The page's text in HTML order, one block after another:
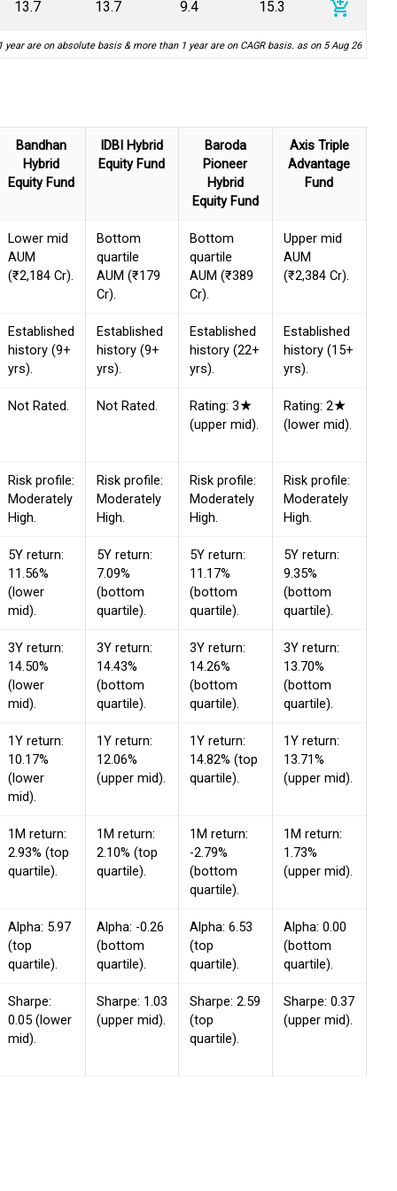
13.7 13.7 9.4 15.3 add_shopping_cart
year are on absolute basis & more than 1 year are on CAGR basis. as on 5 Aug 26
Bandhan
Hybrid
Equity Fund
IDBI Hybrid
Equity Fund
Baroda
Pioneer
Hybrid
Equity Fund
Axis Triple
Advantage
Fund
Lower mid
AUM
(₹2,184 Cr).
Bottom
quartile
AUM (₹179
Cr).
Bottom
quartile
AUM (₹389
Cr).
Upper mid
AUM
(₹2,384 Cr).
Established
history (9+
yrs).
Established
history (9+
yrs).
Established
history (22+
yrs).
Established
history (15+
yrs).
Not Rated. Not Rated.
Rating: 3★
(upper mid).
Rating: 2★
(lower mid).
Risk profile:
Moderately
High.
Risk profile:
Moderately
High.
Risk profile:
Moderately
High.
Risk profile:
Moderately
High.
5Y return:
11.56%
(lower
mid).
5Y return:
7.09%
(bottom
quartile).
5Y return:
11.17%
(bottom
quartile).
5Y return:
9.35%
(bottom
quartile).
3Y return:
14.50%
(lower
mid).
3Y return:
14.43%
(bottom
quartile).
3Y return:
14.26%
(bottom
quartile).
3Y return:
13.70%
(bottom
quartile).
1Y return:
10.17%
(lower
mid).
1Y return:
12.06%
(upper mid).
1Y return:
14.82% (top
quartile).
1Y return:
13.71%
(upper mid).
1M return:
2.93% (top
quartile).
1M return:
2.10% (top
quartile).
1M return:
-2.79%
(bottom
quartile).
1M return:
1.73%
(upper mid).
Alpha: 5.97
(top
quartile).
Alpha: -0.26
(bottom
quartile).
Alpha: 6.53
(top
quartile).
Alpha: 0.00
(bottom
quartile).
Sharpe:
0.05 (lower
mid).
Sharpe: 1.03
(upper mid).
Sharpe: 2.59
(top
quartile).
Sharpe: 0.37
(upper mid).